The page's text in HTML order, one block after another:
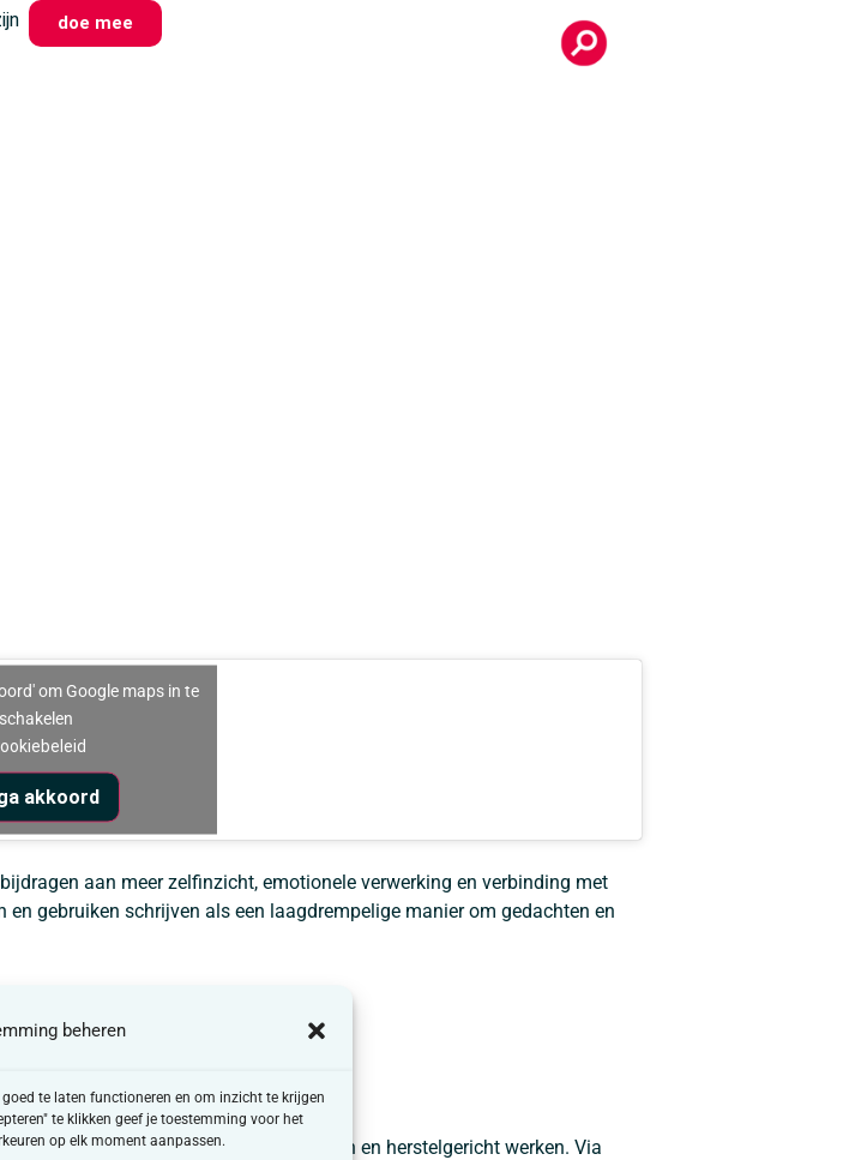
beheren
te laten functioneren en om inzicht te krijgen
te klikken geef je toestemming voor het
op elk moment aanpassen.
doe mee
om Google maps in te
schakelen
akkoord
aan meer zelfinzicht, emotionele verwerking en verbinding met
gebruiken schrijven als een laagdrempelige manier om gedachten en
schrijven, narratieve technieken en herstelgericht werken. Via